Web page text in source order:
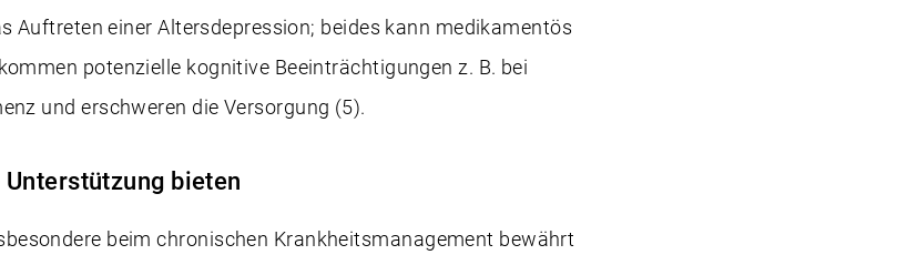
Auftreten einer Altersdepression; beides kann medikamentös
potenzielle kognitive Beeinträchtigungen z. B. bei
und erschweren die Versorgung (5).
bieten
beim chronischen Krankheitsmanagement bewährt